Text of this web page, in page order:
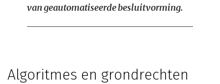
van geautomatiseerde besluitvorming.
Algoritmes en grondrechten